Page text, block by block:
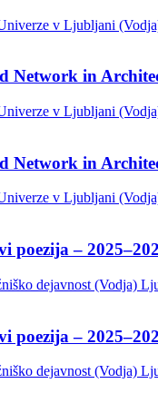
v Ljubljani
Network in
v Ljubljani
Network in
v Ljubljani
poezija –
dejavnost (Vodja)
poezija –
dejavnost (Vodja)